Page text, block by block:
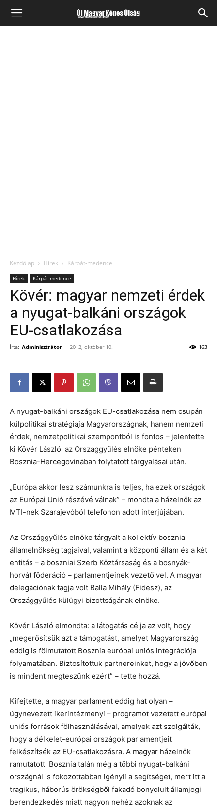
Kezdőlap Hírek Kárpát-medence
Hírek Kárpát-medence
Kövér: magyar nemzeti érdek
a nyugat-balkáni országok
EU-csatlakozása
Írta: Adminisztrátor - 2012, október 10. 163
A nyugat-balkáni országok EU-csatlakozása nem csupán
külpolitikai stratégiája Magyarországnak, hanem nemzeti
érdek, nemzetpolitikai szempontból is fontos – jelentette
ki Kövér László, az Országgyűlés elnöke pénteken
Bosznia-Hercegovinában folytatott tárgyalásai után.
„Európa akkor lesz számunkra is teljes, ha ezek országok
az Európai Unió részévé válnak” – mondta a házelnök az
MTI-nek Szarajevóból telefonon adott interjújában.
Az Országgyűlés elnöke tárgyalt a kollektív boszniai
államelnökség tagjaival, valamint a központi állam és a két
entitás – a boszniai Szerb Köztársaság és a bosnyák-
horvát föderáció – parlamentjeinek vezetőivel. A magyar
delegációnak tagja volt Balla Mihály (Fidesz), az
Országgyűlés külügyi bizottságának elnöke.
Kövér László elmondta: a látogatás célja az volt, hogy
„megerősítsük azt a támogatást, amelyet Magyarország
eddig is fölmutatott Bosznia európai uniós integrációja
folyamatában. Biztosítottuk partnereinket, hogy a jövőben
is mindent megteszünk ezért” – tette hozzá.
Kifejtette, a magyar parlament eddig hat olyan –
úgynevezett ikerintézményi – programot vezetett európai
uniós források fölhasználásával, amelyek azt szolgálták,
hogy a délkelet-európai országok parlamentjeit
felkészítsék az EU-csatlakozásra. A magyar házelnök
rámutatott: Bosznia talán még a többi nyugat-balkáni
országnál is fokozottabban igényli a segítséget, mert itt a
tragikus, háborús örökségből fakadó bonyolult államjogi
berendezkedés miatt nagyon nehéz azoknak az